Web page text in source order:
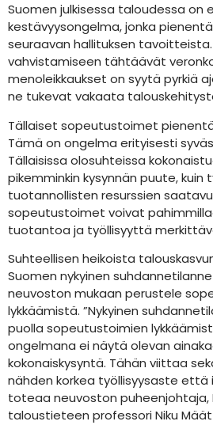
Suomen julkisessa taloudessa on
kestävyysongelma, jonka
seuraavan hallituksen
vahvistamiseen tähtäävät
menoleikkaukset on syytä pyrkiä
ne tukevat vakaata
Tällaiset sopeutustoimet
Tämä on ongelma erityisesti
Tällaisissa olosuhteissa
pikemminkin kysynnän puute, kuin
tuotannollisten resurssien
sopeutustoimet voivat
tuotantoa ja työllisyyttä
Suhteellisen heikoista
Suomen nykyinen
neuvoston mukaan perustele
lykkäämistä. ”Nykyinen
puolla sopeutustoimien
ongelmana ei näytä olevan
kokonaiskysyntä. Tähän viittaa
nähden korkea työllisyysaste että
toteaa neuvoston puheenjohtaja,
taloustieteen professori Niku